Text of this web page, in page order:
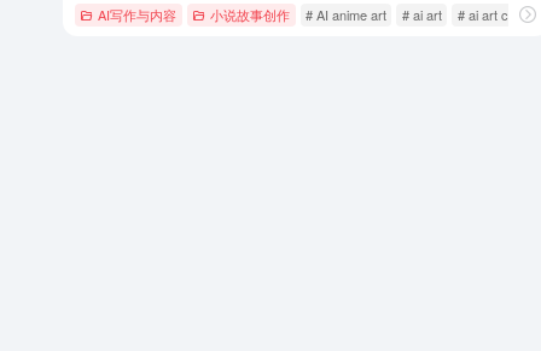
AI写作与内容 小说故事创作 # AI anime art # ai art # ai art creation